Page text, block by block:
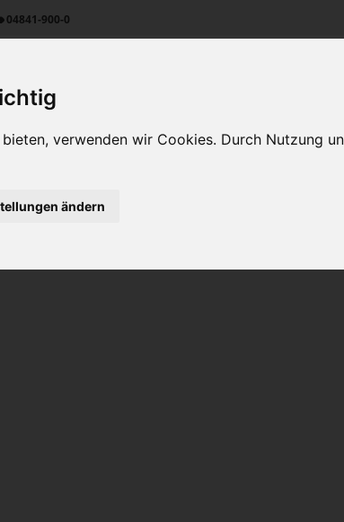
verwenden wir Cookies. Durch Nutzung
ändern
04841-900-0
Unternehmen Kontakt